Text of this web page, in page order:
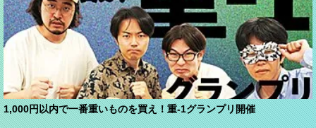
1,000円以内で一番重いものを買え！重-1グランプリ開催